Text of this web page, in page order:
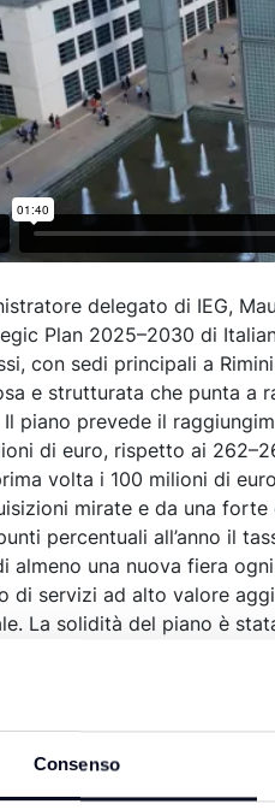
Consenso
delegato di IEG,
Plan 2025–2030 di
con sedi principali a
e strutturata che punta a
piano prevede il
di euro, rispetto ai
volta i 100 milioni di
mirate e da una forte
percentuali all’anno il
almeno una nuova fiera
di servizi ad alto valore
La solidità del piano è
con giudizi positivi
il ruolo centrale
con Roma Fiumicino, per
ai voli charter stagionali.
quartiere fieristico,